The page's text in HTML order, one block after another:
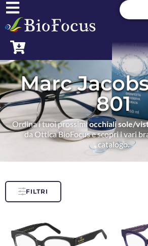
Marc
801
Ordina i tuoi prossimiocchiali sole/
da Ottica BioFocus e scopri i vari
catalogo.
FILTRI